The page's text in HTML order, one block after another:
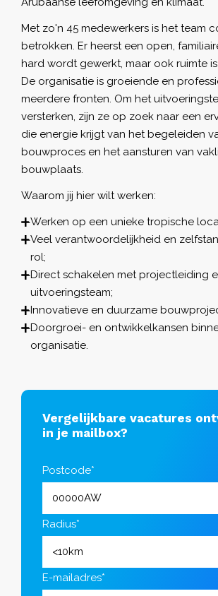
Met zo'n 45 medewerkers is het team
betrokken. Er heerst een open,
hard wordt gewerkt, maar ook ruimte
De organisatie is groeiende en
meerdere fronten. Om het
versterken, zijn ze op zoek naar een
die energie krijgt van het begeleiden
bouwproces en het aansturen van
bouwplaats.
Waarom jij hier wilt werken:
Werken op een unieke tropische
Veel verantwoordelijkheid en
rol;
Direct schakelen met projectleiding
uitvoeringsteam;
Innovatieve en duurzame
Doorgroei- en ontwikkelkansen
organisatie.
Vergelijkbare vacatures
in je mailbox?
Postcode*
Radius*
E-mailadres*